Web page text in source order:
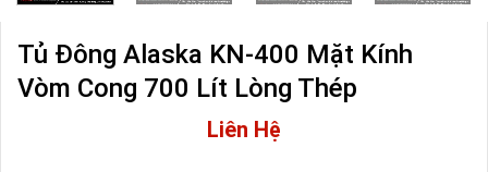
Tủ Đông Alaska KN-400 Mặt Kính
Vòm Cong 700 Lít Lòng Thép
Liên Hệ